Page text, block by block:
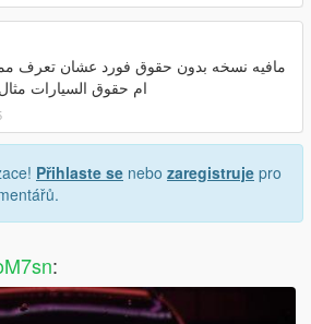
مافيه نسخه بدون حقوق فورد عشان تعرف
ام حقوق السيارات مثال
Přihlaste se nebo zaregistruje pro
: